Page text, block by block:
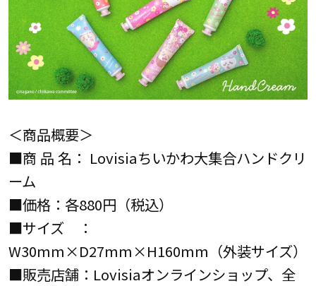
＜商品概要＞
■商 品 名： Lovisiaちいかわ大集合ハンドクリ
ーム
■価格：各880円（税込）
■サイズ ：
W30mm×D27mm×H160mm（外装サイズ）
■販売店舗：Lovisiaオンラインショップ、全